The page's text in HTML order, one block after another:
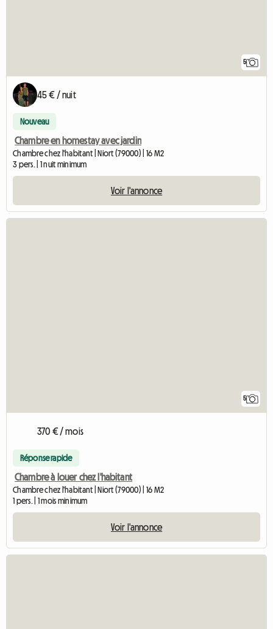
5
45 € / nuit
Nouveau
Chambre en homestay avec jardin
Chambre chez l'habitant | Niort (79000) | 16 M2
3 pers. | 1 nuit minimum
Voir l'annonce
5
370 € / mois
Réponse rapide
Chambre à louer chez l'habitant
Chambre chez l'habitant | Niort (79000) | 16 M2
1 pers. | 1 mois minimum
Voir l'annonce